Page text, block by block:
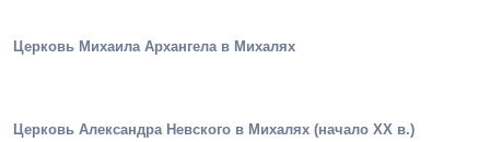
Церковь Михаила Архангела в Михалях
Церковь Александра Невского в Михалях (начало ХХ в.)